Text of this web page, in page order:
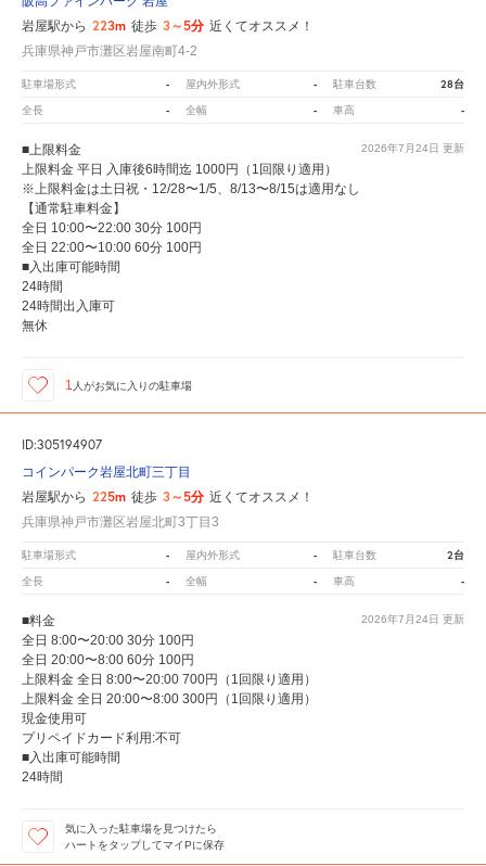
岩屋駅から 223m 徒歩 3～5分 近くてオススメ！
兵庫県神戸市灘区岩屋南町4-2
駐車場形式 - 屋内外形式 - 駐車台数 28台
全長 - 全幅 - 車高 -
2026年7月24日 更新
■上限料金
上限料金 平日 入庫後6時間迄 1000円（1回限り適用）
※上限料金は土日祝・12/28〜1/5、8/13〜8/15は適用なし
【通常駐車料金】
全日 10:00〜22:00 30分 100円
全日 22:00〜10:00 60分 100円
■入出庫可能時間
24時間
24時間出入庫可
無休
1 人がお気に入りの駐車場
ID:305194907
コインパーク岩屋北町三丁目
岩屋駅から 225m 徒歩 3～5分 近くてオススメ！
兵庫県神戸市灘区岩屋北町3丁目3
駐車場形式 - 屋内外形式 - 駐車台数 2台
全長 - 全幅 - 車高 -
2026年7月24日 更新
■料金
全日 8:00〜20:00 30分 100円
全日 20:00〜8:00 60分 100円
上限料金 全日 8:00〜20:00 700円（1回限り適用）
上限料金 全日 20:00〜8:00 300円（1回限り適用）
現金使用可
プリペイドカード利用:不可
■入出庫可能時間
24時間
気に入った駐車場を見つけたら
ハートをタップしてマイPに保存